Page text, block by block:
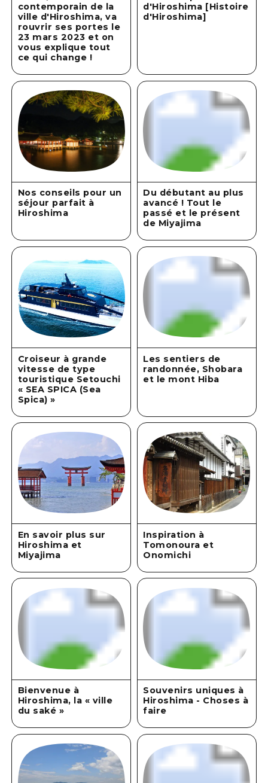
contemporain de la
ville d'Hiroshima, va
rouvrir ses portes le
23 mars 2023 et on
vous explique tout
ce qui change !
d'Hiroshima [Histoire
d'Hiroshima]
Nos conseils pour un
séjour parfait à
Hiroshima
Du débutant au plus
avancé ! Tout le
passé et le présent
de Miyajima
Croiseur à grande
vitesse de type
touristique Setouchi
« SEA SPICA (Sea
Spica) »
Les sentiers de
randonnée, Shobara
et le mont Hiba
En savoir plus sur
Hiroshima et
Miyajima
Inspiration à
Tomonoura et
Onomichi
Bienvenue à
Hiroshima, la « ville
du saké »
Souvenirs uniques à
Hiroshima - Choses à
faire